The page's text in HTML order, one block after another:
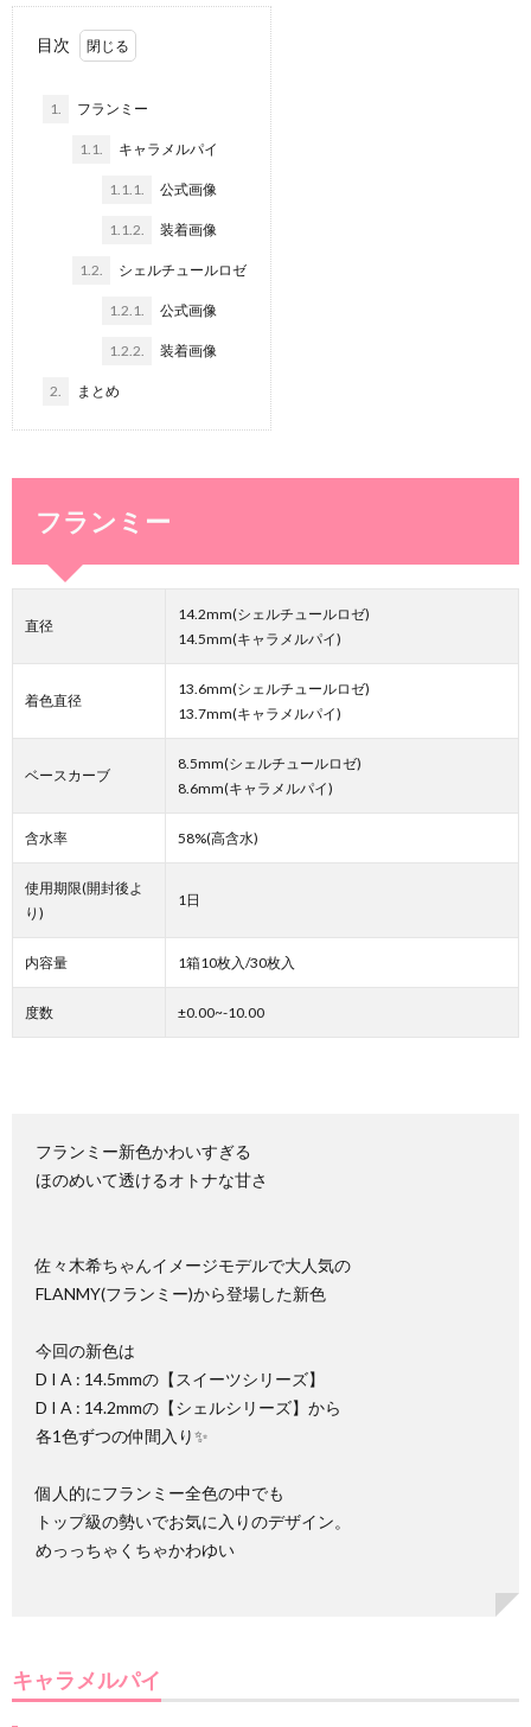
目次
1. フランミー
1.1. キャラメルパイ
1.1.1. 公式画像
1.1.2. 装着画像
1.2. シェルチュールロゼ
1.2.1. 公式画像
1.2.2. 装着画像
2. まとめ
フランミー
直径
14.2mm(シェルチュールロゼ)
14.5mm(キャラメルパイ)
着色直径
13.6mm(シェルチュールロゼ)
13.7mm(キャラメルパイ)
ベースカーブ
8.5mm(シェルチュールロゼ)
8.6mm(キャラメルパイ)
含水率 58%(高含水)
使用期限(開封後よ
り)
1日
内容量 1箱10枚入/30枚入
度数 ±0.00~-10.00
フランミー新色かわいすぎる
ほのめいて透けるオトナな甘さ
佐々木希ちゃんイメージモデルで大人気の
FLANMY(フランミー)から登場した新色
今回の新色は
D I A : 14.5mmの【スイーツシリーズ】
D I A : 14.2mmの【シェルシリーズ】から
各1色ずつの仲間入り✨
個人的にフランミー全色の中でも
トップ級の勢いでお気に入りのデザイン。
めっっちゃくちゃかわゆい
キャラメルパイ